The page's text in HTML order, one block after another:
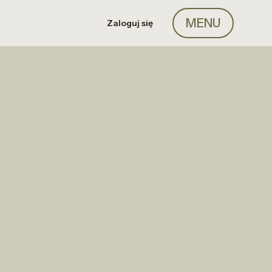
Zaloguj się MENU